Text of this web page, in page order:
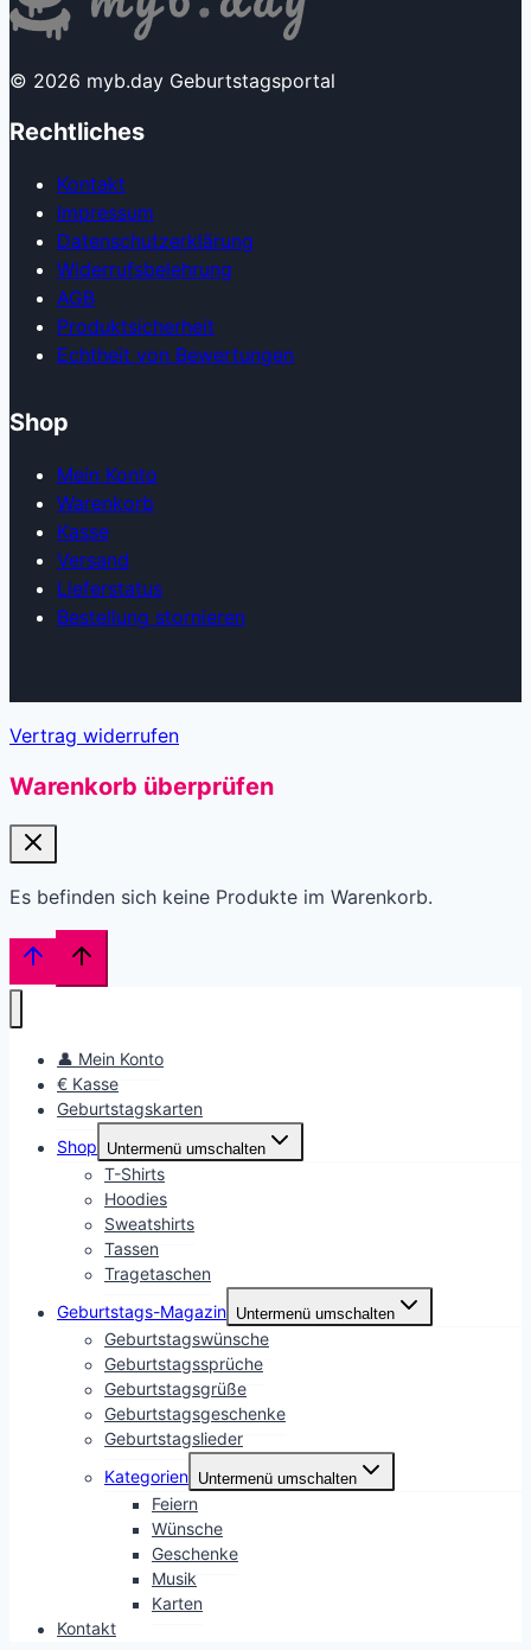
© 2026 myb.day Geburtstagsportal
Rechtliches
Kontakt
Impressum
Datenschutzerklärung
Widerrufsbelehrung
AGB
Produkt­sicherheit
Echtheit von Bewertungen
Shop
Mein Konto
Warenkorb
Kasse
Versand
Lieferstatus
Bestellung stornieren
Vertrag widerrufen
Warenkorb überprüfen
Es befinden sich keine Produkte im Warenkorb.
👤 Mein Konto
€ Kasse
Geburtstagskarten
Shop
Untermenü umschalten
T-Shirts
Hoodies
Sweatshirts
Tassen
Tragetaschen
Geburtstags-Magazin Untermenü umschalten
Geburtstagswünsche
Geburtstagssprüche
Geburtstagsgrüße
Geburtstagsgeschenke
Geburtstagslieder
Kategorien Untermenü umschalten
Feiern
Wünsche
Geschenke
Musik
Karten
Kontakt